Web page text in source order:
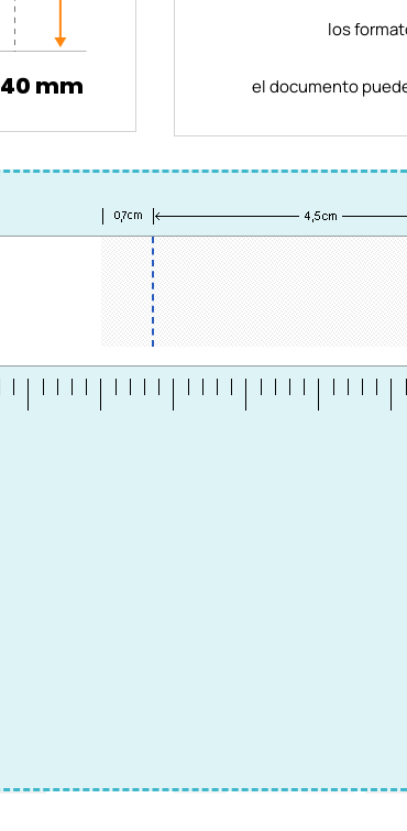
40 mm
los
el documento